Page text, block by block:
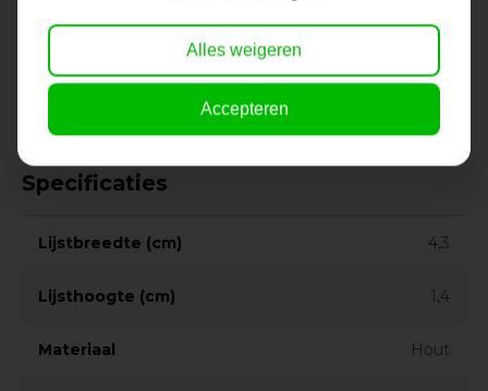
je verzekerd van kwaliteit en vakmanschap. En dat voor
een lage prijs!
Na je bestelling gaat onze lijstenmaker voor je aan de
slag. Gratis verzending vanaf €99,95!
Specificaties
Lijstbreedte (cm) 4,3
Lijsthoogte (cm) 1,4
Materiaal Hout
Alles weigeren
Accepteren